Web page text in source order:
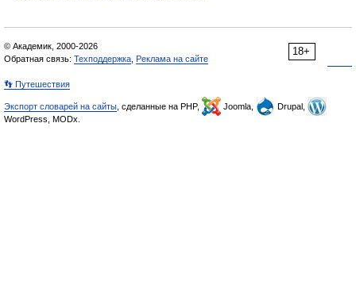
18+
© Академик, 2000-2026
Обратная связь: Техподдержка Реклама на сайте
👣 Путешествия
Экспорт словарей на сайты , сделанные на PHP, Joomla,
Drupal,
WordPress, MODx.